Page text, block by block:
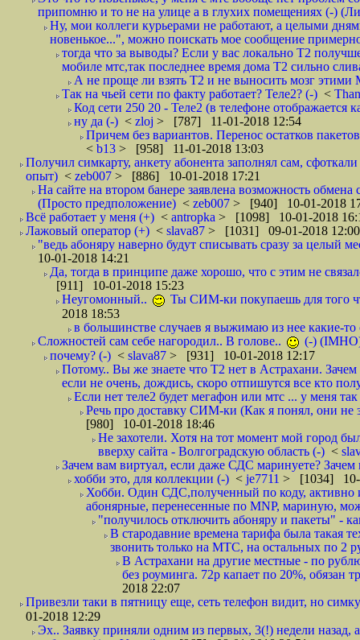
припомню и то не на улице а в глухих помещениях (-)
Ну, мои коллеги курьерами не работают, а целыми
новенькое...", можно поискать мое сообщение
тогда что за выводы? Если у вас локально Т2
мобиле мтс,так последнее время дома Т2 сильно
А не проще ли взять Т2 и не выносить мозг
Так на чьей сети по факту работает? Теле2? (-) <
Код сети 250 20 - Теле2 (в телефоне отображается
ну да (-) < zloj > [787] 11-01-2018 12:54
Причем без вариантов. Перенос остатков
< b13 > [958] 11-01-2018 13:03
Получил симкарту, анкету абонента заполнял сам,
опыт) < zeb007 > [886] 10-01-2018 17:21
На сайте на втором банере заявлена возможность
(Просто предположение) < zeb007 > [940] 10-01-2018
Всё работает у меня (+) < antropka > [1098] 10-01-2018
Лажовый оператор (+) < slava87 > [1031] 09-01-2018 12:00
"ведь абоняру наверно будут списывать сразу за целый
10-01-2018 14:21
Да, тогда в принципе даже хорошо, что с этим не
[911] 10-01-2018 15:23
Неугомонный..
Ты СИМ-ки покупаешь для того
2018 18:53
в большинстве случаев я выжимаю из нее какие-то
Сложностей сам себе нагородил.. В голове..
(-)
почему? (-) < slava87 > [931] 10-01-2018 12:17
Потому.. Вы же знаете что Т2 нет в Астрахани.
если не очень, дождись, скоро отпишутся все кто
Если нет теле2 будет мегафон или мтс ... у меня
Речь про доставку СИМ-ки (Как я понял, они не
[980] 10-01-2018 18:46
Не захотели. Хотя на тот момент мой город
вверху сайта - Волгоградскую область (-) <
Зачем вам виртуал, если даже СДС маринуете?
хобби это, для коллекции (-) < je7711 > [1034] 10-
Хобби. Один СДС,полученный по коду, активно
абонярные, перенесенные по MNP, мариную,
"получилось отключить абоняру и пакеты" -
В стародавние времена тарифа была такая
звонить только на МТС, на остальных по 2
В Астрахани на другие местные - по
без роуминга. 72р капает по 20%, обязан
2018 22:07
Привезли таки в пятницу еще, сеть телефон видит, но
01-2018 12:29
Эх.. Заявку приняли одним из первых, 3(!) недели назад,